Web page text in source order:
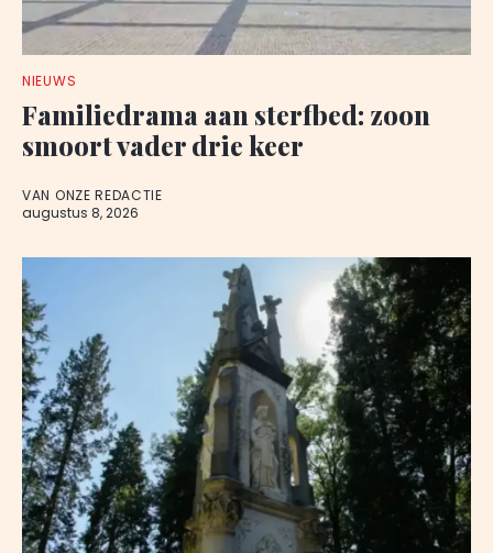
NIEUWS
Familiedrama aan sterfbed: zoon
smoort vader drie keer
VAN ONZE REDACTIE
augustus 8, 2026